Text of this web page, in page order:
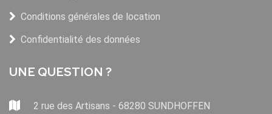
Conditions générales de location
Confidentialité des données
UNE QUESTION ?
2 rue des Artisans - 68280 SUNDHOFFEN